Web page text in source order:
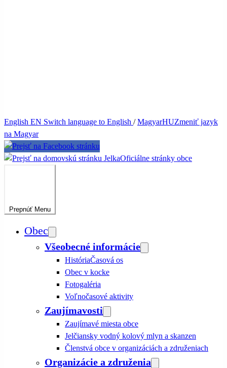
English EN Switch language to English /MagyarHUZmeniť jazyk
na Magyar
JelkaOficiálne stránky obce
Prepnúť Menu
Obec
Všeobecné informácie
HistóriaČasová os
Obec v kocke
Fotogaléria
Voľnočasové aktivity
Zaujímavosti
Zaujímavé miesta obce
Jelčiansky vodný kolový mlyn a skanzen
Členstvá obce v organizáciách a združeniach
Organizácie a združenia